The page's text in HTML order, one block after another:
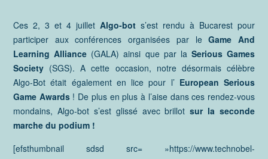
Ces 2, 3 et 4 juillet Algo-bot s’est rendu à Bucarest pour
participer aux conférences organisées par leGame And
Learning Alliance (GALA) ainsi que par la Serious Games
Society (SGS). A cette occasion, notre désormais célèbre
Algo-Bot était également en lice pour l’ European Serious
Game Awards! De plus en plus à l’aise dans ces rendez-vous
mondains, Algo-bot s’est glissé avec brillotsur la seconde
marche du podium !
[efsthumbnail sdsd src= »https://www.technobel-